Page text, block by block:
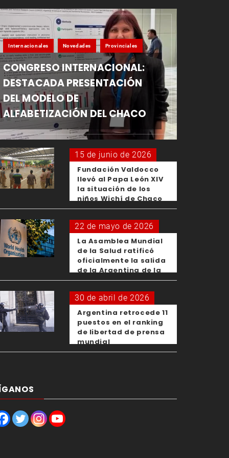
Internacionales Novedades Provinciales
CONGRESO INTERNACIONAL:
DESTACADA PRESENTACIÓN
DEL MODELO DE
ALFABETIZACIÓN DEL CHACO
15 de junio de 2026
Fundación Valdocco
llevó al Papa León XIV
la situación de los
niños Wichí de Chaco
22 de mayo de 2026
La Asamblea Mundial
de la Salud ratificó
oficialmente la salida
de la Argentina de la
OMS
30 de abril de 2026
Argentina retrocede 11
puestos en el ranking
de libertad de prensa
mundial